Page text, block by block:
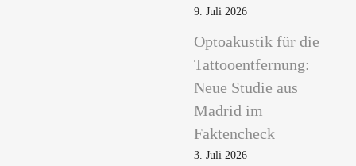
9. Juli 2026
Optoakustik für die
Tattooentfernung:
Neue Studie aus
Madrid im
Faktencheck
3. Juli 2026